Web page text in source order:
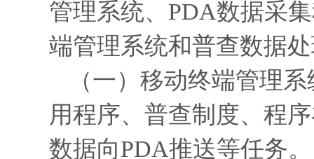
管理系统、PDA数据采
端管理系统和普查数据
（一）移动终端管理
用程序、普查制度、程
数据向PDA推送等任务。